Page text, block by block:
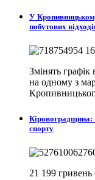
У
побутових
Змінять графік
на одному з
Кіровоградщина:
спорту
21 199 гривень